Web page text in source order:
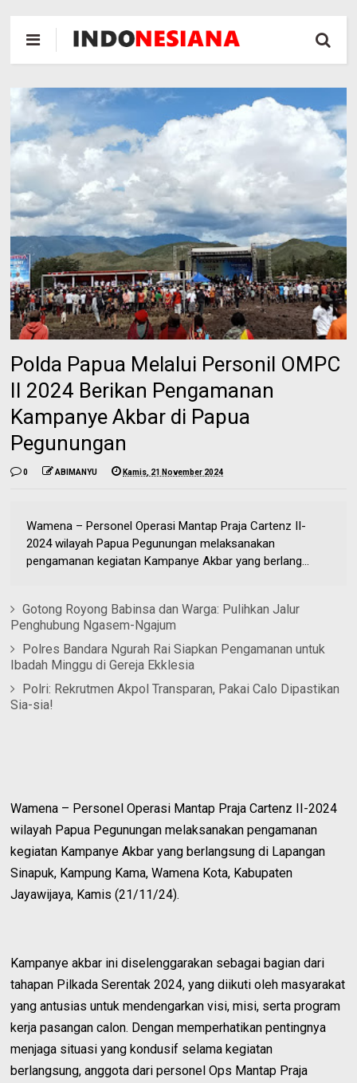
Polda Papua Melalui Personil OMPC
II 2024 Berikan Pengamanan
Kampanye Akbar di Papua
Pegunungan
0 ABIMANYU Kamis, 21 November 2024
Wamena – Personel Operasi Mantap Praja Cartenz II-
2024 wilayah Papua Pegunungan melaksanakan
pengamanan kegiatan Kampanye Akbar yang berlang...
Gotong Royong Babinsa dan Warga: Pulihkan Jalur
Penghubung Ngasem-Ngajum
Polres Bandara Ngurah Rai Siapkan Pengamanan untuk
Ibadah Minggu di Gereja Ekklesia
Polri: Rekrutmen Akpol Transparan, Pakai Calo Dipastikan
Sia-sia!
Wamena – Personel Operasi Mantap Praja Cartenz II-2024
wilayah Papua Pegunungan melaksanakan pengamanan
kegiatan Kampanye Akbar yang berlangsung di Lapangan
Sinapuk, Kampung Kama, Wamena Kota, Kabupaten
Jayawijaya, Kamis (21/11/24).
Kampanye akbar ini diselenggarakan sebagai bagian dari
tahapan Pilkada Serentak 2024, yang diikuti oleh masyarakat
yang antusias untuk mendengarkan visi, misi, serta program
kerja pasangan calon. Dengan memperhatikan pentingnya
menjaga situasi yang kondusif selama kegiatan
berlangsung, anggota dari personel Ops Mantap Praja